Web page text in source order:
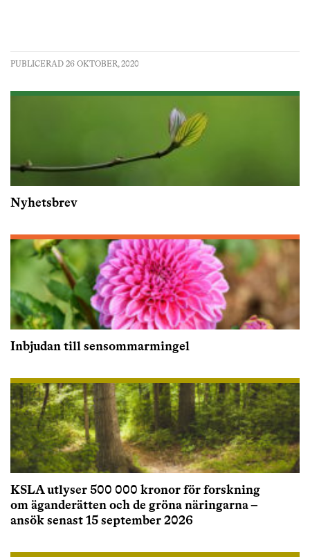
PUBLICERAD 26 OKTOBER, 2020
Nyhetsbrev
Inbjudan till sensommarmingel
KSLA utlyser 500 000 kronor för forskning
om äganderätten och de gröna näringarna –
ansök senast 15 september 2026